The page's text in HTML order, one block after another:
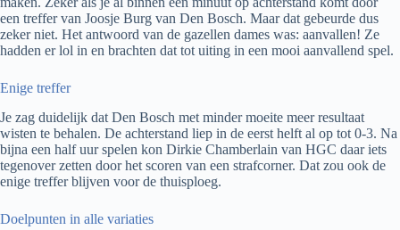
een treffer van Joosje Burg van Den Bosch. Maar dat gebeurde dus
zeker niet. Het antwoord van de gazellen dames was: aanvallen! Ze
hadden er lol in en brachten dat tot uiting in een mooi aanvallend spel.
Enige treffer
Je zag duidelijk dat Den Bosch met minder moeite meer resultaat
wisten te behalen. De achterstand liep in de eerst helft al op tot 0-3. Na
bijna een half uur spelen kon Dirkie Chamberlain van HGC daar iets
tegenover zetten door het scoren van een strafcorner. Dat zou ook de
enige treffer blijven voor de thuisploeg.
Doelpunten in alle variaties